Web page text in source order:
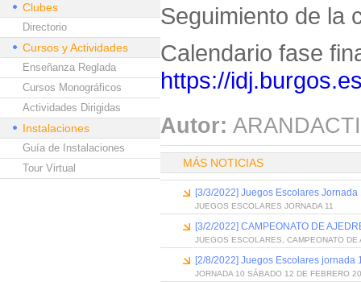
Clubes
Directorio
Cursos y Actividades
Enseñanza Reglada
Cursos Monográficos
Actividades Dirigidas
Instalaciones
Guía de Instalaciones
Tour Virtual
Seguimiento de la
Calendario fase
https://
Autor:
MÁS NOTICIAS
[3/3/2022] Juegos Escolares Jornada
JUEGOS ESCOLARES JORNADA 11
[3/2/2022] CAMPEONATO DE
JUEGOS ESCOLARES, CAMPEONATO DE
[2/8/2022] Juegos Escolares jornada
JORNADA 10 SÁBADO 12 DE FEBRERO